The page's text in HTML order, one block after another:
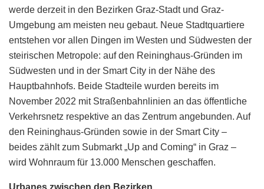
werde derzeit in den Bezirken Graz-Stadt und Graz-
Umgebung am meisten neu gebaut. Neue Stadtquartiere
entstehen vor allen Dingen im Westen und Südwesten der
steirischen Metropole: auf den Reininghaus-Gründen im
Südwesten und in der Smart City in der Nähe des
Hauptbahnhofs. Beide Stadteile wurden bereits im
November 2022 mit Straßenbahnlinien an das öffentliche
Verkehrsnetz respektive an das Zentrum angebunden. Auf
den Reininghaus-Gründen sowie in der Smart City –
beides zählt zum Submarkt „Up and Coming“ in Graz –
wird Wohnraum für 13.000 Menschen geschaffen.
Urbanes zwischen den Bezirken